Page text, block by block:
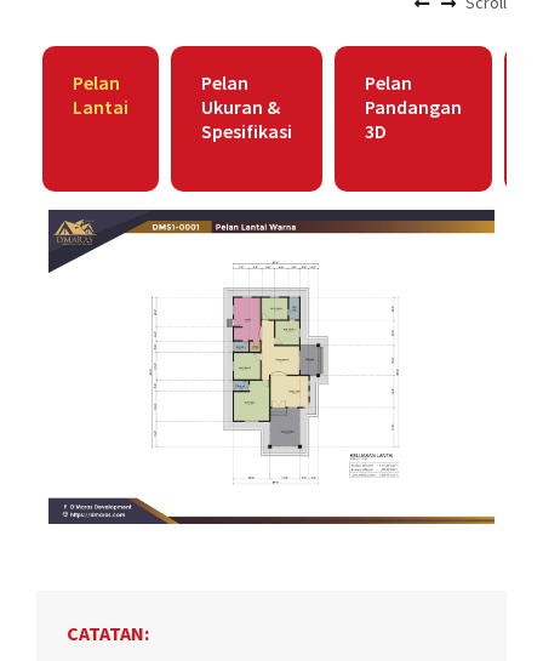
Pelan
Lantai
Pelan
Ukuran &
Spesifikasi
Pelan
Pandangan
3D
CATATAN: